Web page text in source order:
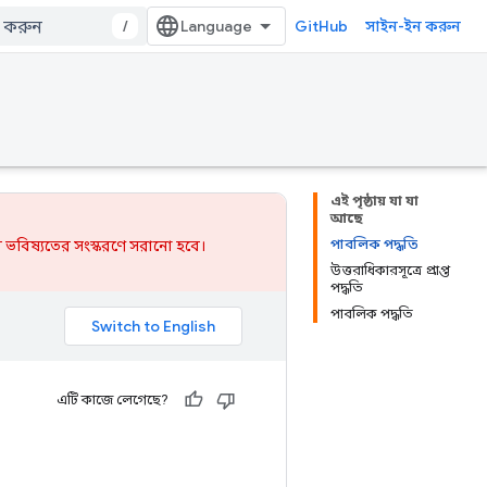
/ GitHub সাইন-ইন করুন
এই পৃষ্ঠায় যা যা
আছে
পাবলিক পদ্ধতি
উত্তরাধিকারসূত্রে প্রাপ্ত
পদ্ধতি
পাবলিক পদ্ধতি
সংস্করণে সরানো হবে।
এটি কাজে লেগেছে?